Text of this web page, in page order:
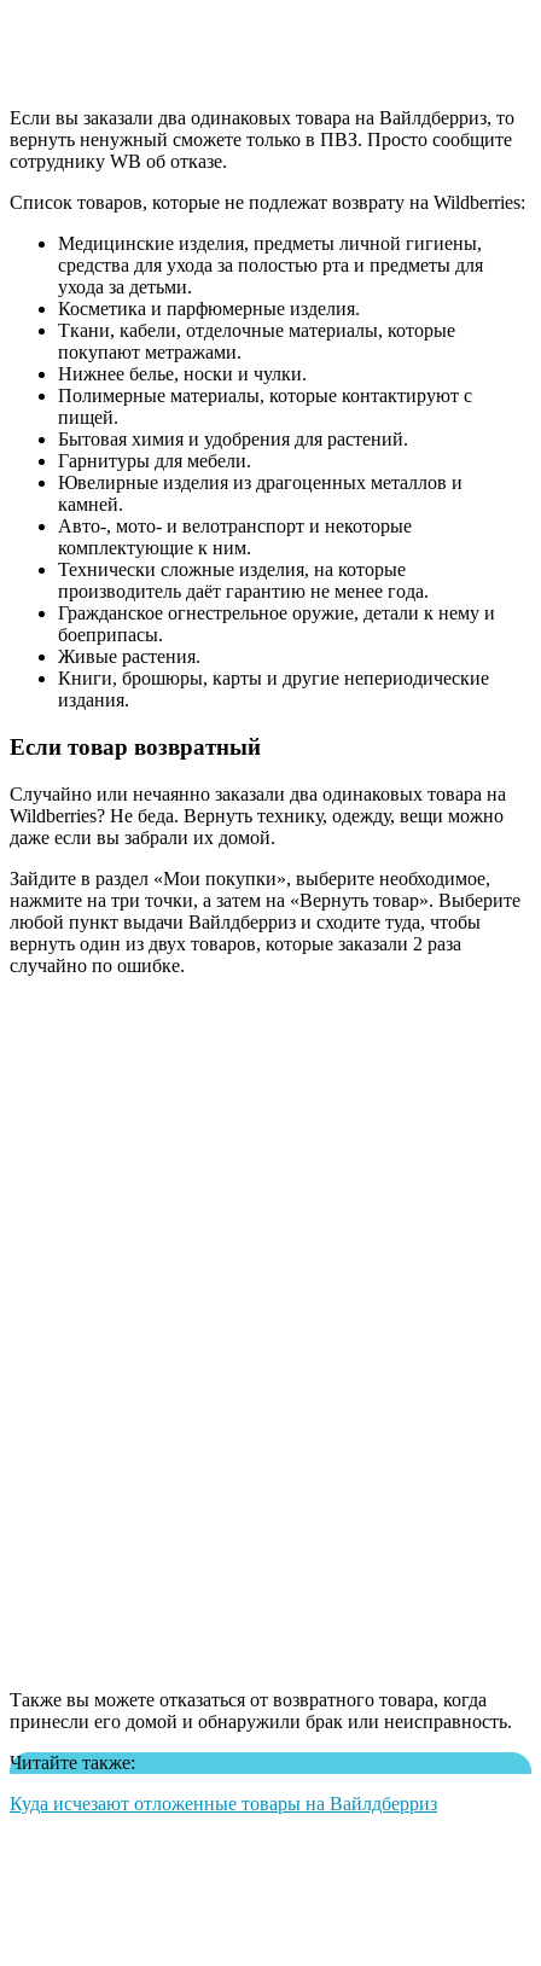
Если вы заказали два одинаковых товара на Вайлдберриз, то
вернуть ненужный сможете только в ПВЗ. Просто сообщите
сотруднику WB об отказе.
Список товаров, которые не подлежат возврату на Wildberries:
Медицинские изделия, предметы личной гигиены,
средства для ухода за полостью рта и предметы для
ухода за детьми.
Косметика и парфюмерные изделия.
Ткани, кабели, отделочные материалы, которые
покупают метражами.
Нижнее белье, носки и чулки.
Полимерные материалы, которые контактируют с
пищей.
Бытовая химия и удобрения для растений.
Гарнитуры для мебели.
Ювелирные изделия из драгоценных металлов и
камней.
Авто-, мото- и велотранспорт и некоторые
комплектующие к ним.
Технически сложные изделия, на которые
производитель даёт гарантию не менее года.
Гражданское огнестрельное оружие, детали к нему и
боеприпасы.
Живые растения.
Книги, брошюры, карты и другие непериодические
издания.
Если товар возвратный
Случайно или нечаянно заказали два одинаковых товара на
Wildberries? Не беда. Вернуть технику, одежду, вещи можно
даже если вы забрали их домой.
Зайдите в раздел «Мои покупки», выберите необходимое,
нажмите на три точки, а затем на «Вернуть товар». Выберите
любой пункт выдачи Вайлдберриз и сходите туда, чтобы
вернуть один из двух товаров, которые заказали 2 раза
случайно по ошибке.
Также вы можете отказаться от возвратного товара, когда
принесли его домой и обнаружили брак или неисправность.
Читайте также:
Куда исчезают отложенные товары на Вайлдберриз